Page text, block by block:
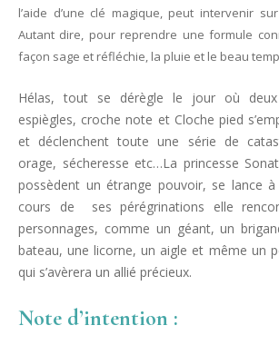
l’aide d’une clé magique, peut intervenir
Autant dire, pour reprendre une formule
façon sage et réfléchie, la pluie et le beau
Hélas, tout se dérègle le jour où deux
espiègles, croche note et Cloche pied
et déclenchent toute une série de
orage, sécheresse etc…La princesse
possèdent un étrange pouvoir, se lance
cours de ses pérégrinations elle
personnages, comme un géant, un
bateau, une licorne, un aigle et même un
qui s’avèrera un allié précieux.
Note d’intention :